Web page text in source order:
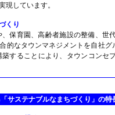
現しています。
くり
保育園、高齢者施設の整備、世
的なタウンマネジメントを自社
することにより、タウンコンセ
サステナブルなまちづくり」の特